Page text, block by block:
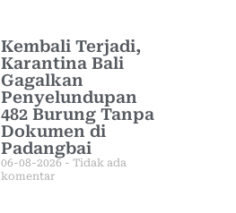
Kembali Terjadi,
Karantina Bali
Gagalkan
Penyelundupan
482 Burung Tanpa
Dokumen di
Padangbai
06-08-2026
Tidak ada
komentar